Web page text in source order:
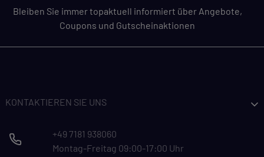
Bleiben Sie immer topaktuell informiert über Angebote,
Coupons und Gutscheinaktionen
KONTAKTIEREN SIE UNS
+49 7181 938060
Montag-Freitag 09:00-17:00 Uhr